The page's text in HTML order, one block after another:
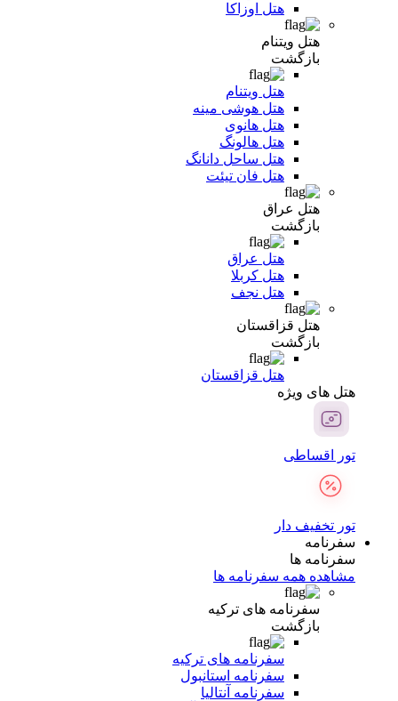
هتل اوزاکا
هتل ویتنام
بازگشت
هتل ویتنام
هتل هوشی مینه
هتل هانوی
هتل هالونگ
هتل ساحل دانانگ
هتل فان تیئت
هتل عراق
بازگشت
هتل عراق
هتل کربلا
هتل نجف
هتل قزاقستان
بازگشت
هتل قزاقستان
هتل های ویژه
تور اقساطی
تور تخفیف دار
سفرنامه
سفرنامه ها
مشاهده همه سفرنامه ها
سفرنامه های ترکیه
بازگشت
سفرنامه های ترکیه
سفرنامه استانبول
سفرنامه آنتالیا